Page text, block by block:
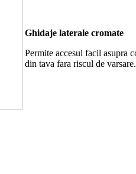
Ghidaje laterale cromate
Permite accesul facil asupra
din tava fara riscul de varsare.